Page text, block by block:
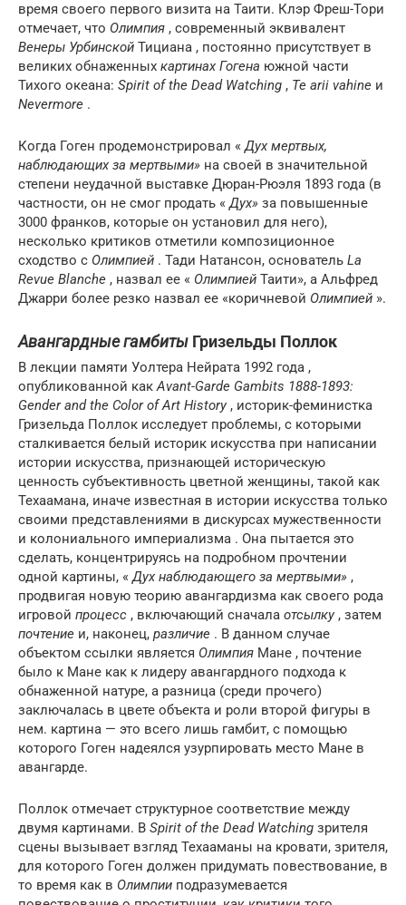
время своего первого визита на Таити. Клэр Фреш-Тори
отмечает, что Олимпия , современный эквивалент
Венеры Урбинской Тициана , постоянно присутствует в
великих обнаженных картинах Гогена южной части
Тихого океана: Spirit of the Dead Watching , Te arii vahine и
Nevermore .
Когда Гоген продемонстрировал « Дух мертвых,
наблюдающих за мертвыми» на своей в значительной
степени неудачной выставке Дюран-Рюэля 1893 года (в
частности, он не смог продать « Дух» за повышенные
3000 франков, которые он установил для него),
несколько критиков отметили композиционное
сходство с Олимпией . Тади Натансон, основатель La
Revue Blanche , назвал ее « Олимпией Таити», а Альфред
Джарри более резко назвал ее «коричневой Олимпией ».
Авангардные гамбиты Гризельды Поллок
В лекции памяти Уолтера Нейрата 1992 года ,
опубликованной как Avant-Garde Gambits 1888-1893:
Gender and the Color of Art History, историк-феминистка
Гризельда Поллок исследует проблемы, с которыми
сталкивается белый историк искусства при написании
истории искусства, признающей историческую
ценность субъективность цветной женщины, такой как
Техаамана, иначе известная в истории искусства только
своими представлениями в дискурсах мужественности
и колониального империализма . Она пытается это
сделать, концентрируясь на подробном прочтении
одной картины, « Дух наблюдающего за мертвыми» ,
продвигая новую теорию авангардизма как своего рода
игровой процесс , включающий сначала отсылку, затем
почтение и, наконец, различие . В данном случае
объектом ссылки является Олимпия Мане , почтение
было к Мане как к лидеру авангардного подхода к
обнаженной натуре, а разница (среди прочего)
заключалась в цвете объекта и роли второй фигуры в
нем. картина — это всего лишь гамбит, с помощью
которого Гоген надеялся узурпировать место Мане в
авангарде.
Поллок отмечает структурное соответствие между
двумя картинами. В Spirit of the Dead Watching зрителя
сцены вызывает взгляд Техааманы на кровати, зрителя,
для которого Гоген должен придумать повествование, в
то время как в Олимпии подразумевается